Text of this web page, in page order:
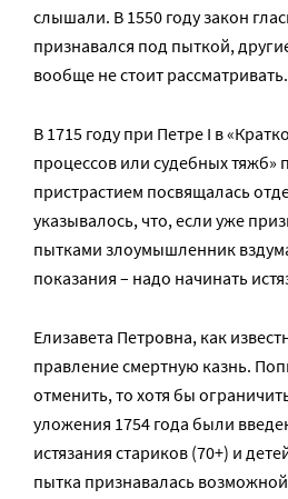
слышали. В 1550 году закон
признавался под пыткой,
вообще не стоит рассматривать.
В 1715 году при Петре I в
процессов или судебных тяжб»
пристрастием посвящалась
указывалось, что, если уже
пытками злоумышленник
показания – надо начинать
Елизавета Петровна, как
правление смертную казнь.
отменить, то хотя бы
уложения 1754 года были
истязания стариков (70+) и
пытка признавалась